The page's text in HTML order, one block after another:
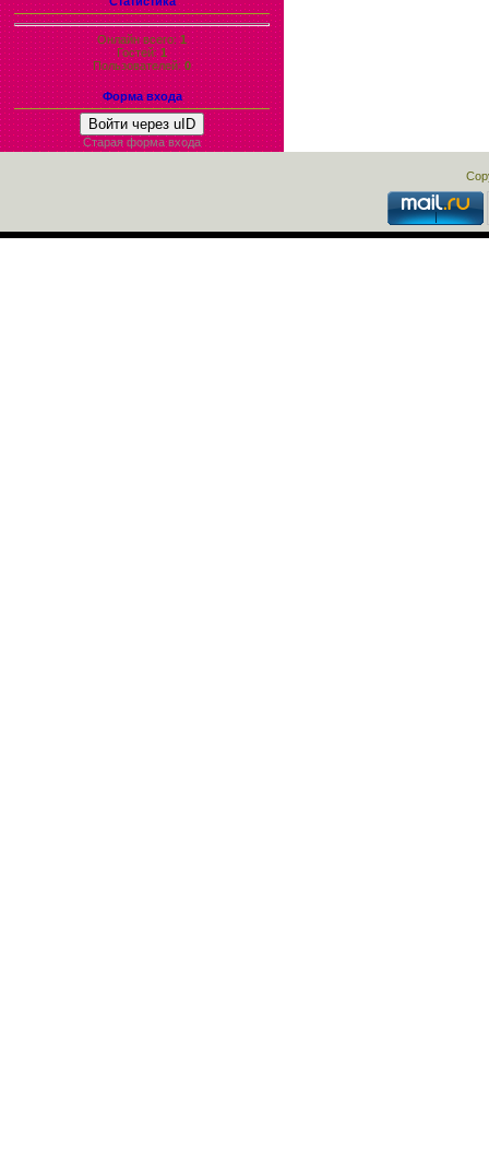
Онлайн всего:1
Гостей:1
Пользователей:0
Форма входа
Войти через uID
Старая форма входа